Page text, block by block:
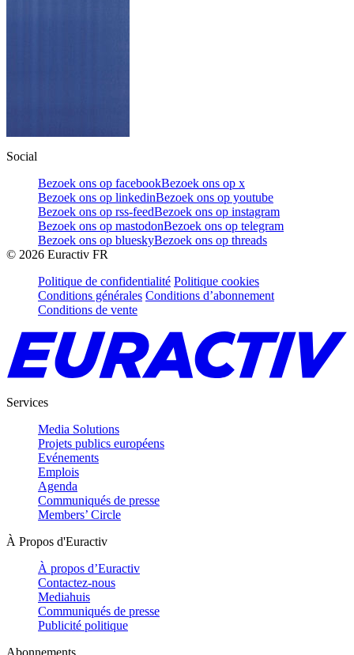
Social
Bezoek ons op facebookBezoek ons op x
Bezoek ons op linkedinBezoek ons op youtube
Bezoek ons op rss-feedBezoek ons op instagram
Bezoek ons op mastodonBezoek ons op telegram
Bezoek ons op blueskyBezoek ons op threads
© 2026 Euractiv FR
Politique de confidentialité Politique cookies
Conditions générales Conditions d’abonnement
Conditions de vente
Services
Media Solutions
Projets publics européens
Evénements
Emplois
Agenda
Communiqués de presse
Members’ Circle
À Propos d'Euractiv
À propos d’Euractiv
Contactez-nous
Mediahuis
Communiqués de presse
Publicité politique
Abonnements